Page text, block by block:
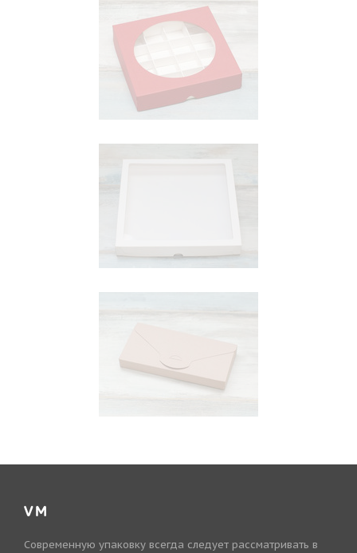
VM
Современную упаковку всегда следует рассматривать в